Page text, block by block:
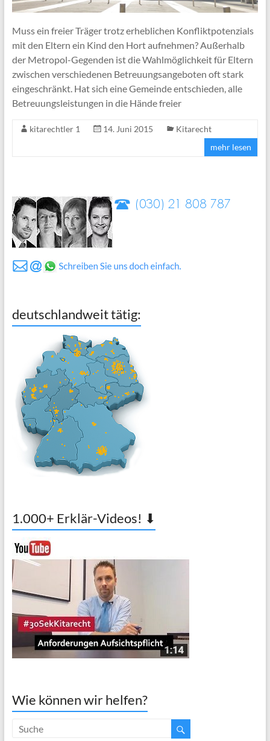
Muss ein freier Träger trotz erheblichen Konfliktpotenzials
mit den Eltern ein Kind den Hort aufnehmen? Außerhalb
der Metropol-Gegenden ist die Wahlmöglichkeit für Eltern
zwischen verschiedenen Betreuungsangeboten oft stark
eingeschränkt. Hat sich eine Gemeinde entschieden, alle
Betreuungsleistungen in die Hände freier
kitarechtler 1 14. Juni 2015
Kitarecht
mehr lesen
deutschlandweit tätig:
1.000+ Erklär-Videos! ⬇
Wie können wir helfen?